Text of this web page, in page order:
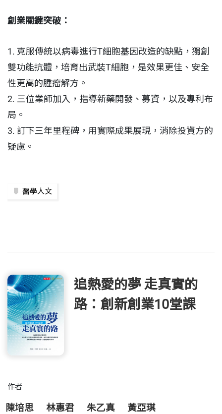
創業關鍵突破：
1. 克服傳統以病毒進行T細胞基因改造的缺點，獨創
雙功能抗體，培育出武裝T細胞，是效果更佳、安全
性更高的腫瘤解方。
2. 三位業師加入，指導新藥開發、募資，以及專利布
局。
3. 訂下三年里程碑，用實際成果展現，消除投資方的
疑慮。
醫學人文
追熱愛的夢 走真實的
路：創新創業10堂課
作者
陳培思 林惠君 朱乙真 黃亞琪